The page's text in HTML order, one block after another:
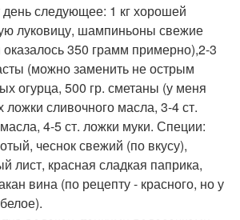
день следующее: 1 кг хорошей
луковицу, шампиньоны свежие
оказалось 350 грамм примерно),2-3
(можно заменить не острым
огурца, 500 гр. сметаны (у меня
ложки сливочного масла, 3-4 ст.
4-5 ст. ложки муки. Специи:
чеснок свежий (по вкусу),
лист, красная сладкая паприка,
вина (по рецепту - красного, но у